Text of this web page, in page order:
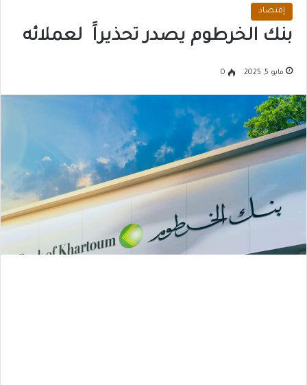
إقتصاد
بنك الخرطوم يصدر تحذيراََ لعملائه
مايو 5, 2025 0